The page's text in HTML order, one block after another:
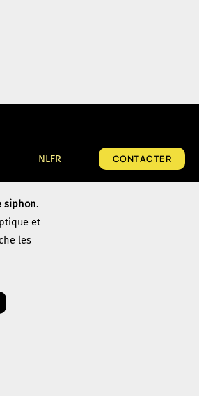
NLFR CONTACTER
siphon.
et
les